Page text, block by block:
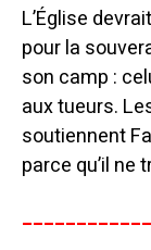
L’Église
pour la
son camp :
aux tueurs.
soutiennent
parce qu’il ne